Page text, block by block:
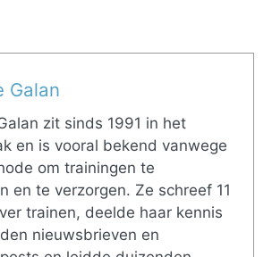
Galan
zit sinds 1991 in het
en is vooral bekend vanwege
om trainingen te
en te verzorgen. Ze schreef 11
trainen, deelde haar kennis
nieuwsbrieven en